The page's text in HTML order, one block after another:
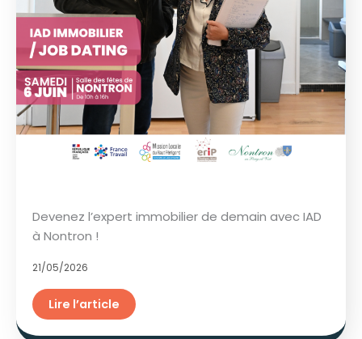
Devenez l’expert immobilier de demain avec IAD
à Nontron !
21/05/2026
Lire l’article